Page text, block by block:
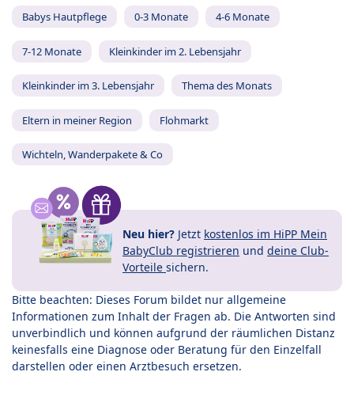
Babys Hautpflege 0-3 Monate 4-6 Monate
7-12 Monate Kleinkinder im 2. Lebensjahr
Kleinkinder im 3. Lebensjahr Thema des Monats
Eltern in meiner Region Flohmarkt
Wichteln, Wanderpakete & Co
Neu hier? Jetzt kostenlos im HiPP Mein
BabyClub registrieren und deine Club-
Vorteile sichern.
Bitte beachten: Dieses Forum bildet nur allgemeine
Informationen zum Inhalt der Fragen ab. Die Antworten sind
unverbindlich und können aufgrund der räumlichen Distanz
keinesfalls eine Diagnose oder Beratung für den Einzelfall
darstellen oder einen Arztbesuch ersetzen.